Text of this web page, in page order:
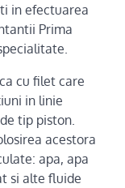
in efectuarea
Prima
cu filet care
in linie
tip piston.
acestora
apa, apa
si alte fluide